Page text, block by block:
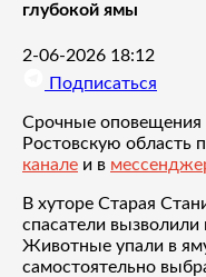
глубокой ямы
2-06-2026 18:12
Подписаться
Срочные оповещения
Ростовскую область
канале и в
В хуторе Старая
спасатели
Животные упали в
самостоятельно